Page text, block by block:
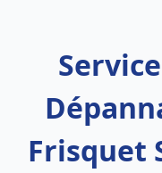
Frisquet